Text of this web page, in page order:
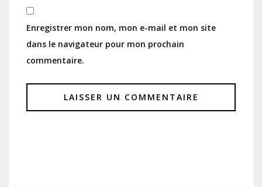
Enregistrer mon nom, mon e-mail et mon site
dans le navigateur pour mon prochain
commentaire.